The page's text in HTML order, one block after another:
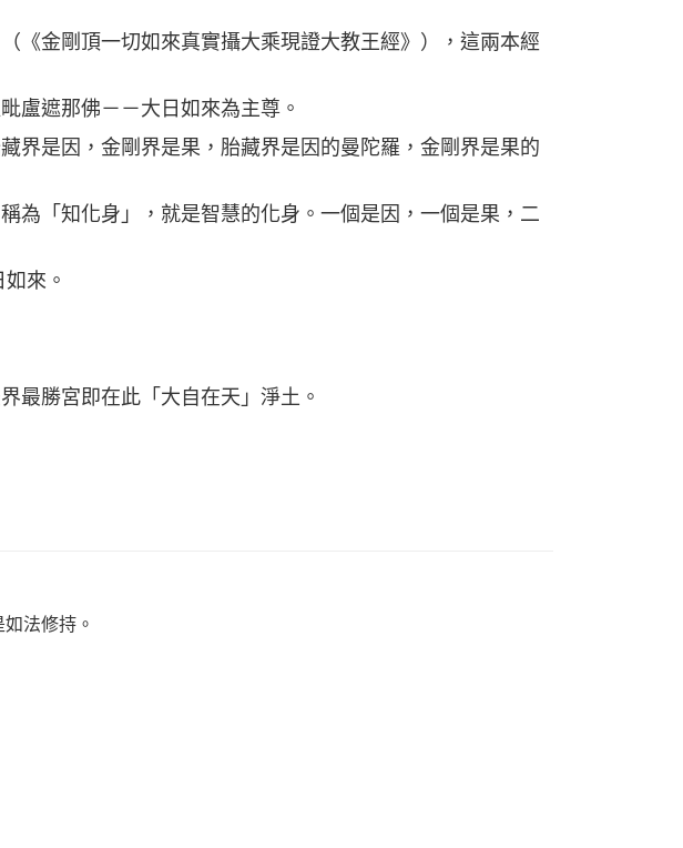
《金剛頂一切如來真實攝大乘現證大教王經》），這兩本經
盧遮那佛－－大日如來為主尊。
界是因，金剛界是果，胎藏界是因的曼陀羅，金剛界是果的
為「知化身」，就是智慧的化身。一個是因，一個是果，二
來。
最勝宮即在此「大自在天」淨土。
法修持。